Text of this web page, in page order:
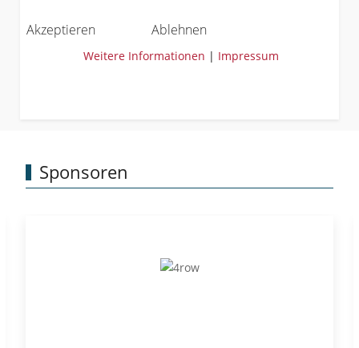
Sponsoren
Akzeptieren Ablehnen
Weitere Informationen | Impressum